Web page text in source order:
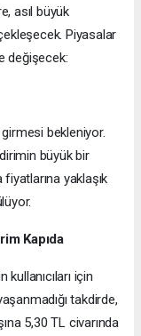
asıl büyük
Piyasalar
değişecek:
bekleniyor.
büyük bir
yaklaşık
Kapıda
için
takdirde,
5,30 TL civarında